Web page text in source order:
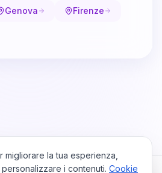
Genova Firenze
la tua esperienza,
i contenuti. Cookie